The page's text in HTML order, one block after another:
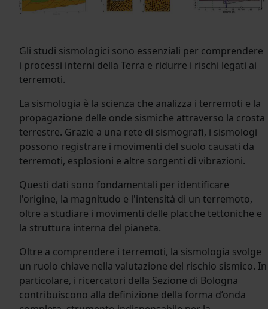
Gli studi sismologici sono essenziali per comprendere
i processi interni della Terra e ridurre i rischi legati ai
terremoti.
La sismologia è la scienza che analizza i terremoti e la
propagazione delle onde sismiche attraverso la crosta
terrestre. Grazie a una rete di sismografi, i sismologi
possono registrare i movimenti del suolo causati da
terremoti, esplosioni e altre sorgenti di vibrazioni.
Questi dati sono fondamentali per identificare
l'origine, la magnitudo e l'intensità di un terremoto,
oltre a studiare i movimenti delle placche tettoniche e
la struttura interna del pianeta.
Oltre a comprendere i terremoti, la sismologia svolge
un ruolo chiave nella valutazione del rischio sismico. In
particolare, i ricercatori della Sezione di Bologna
contribuiscono alla definizione della forma d’onda